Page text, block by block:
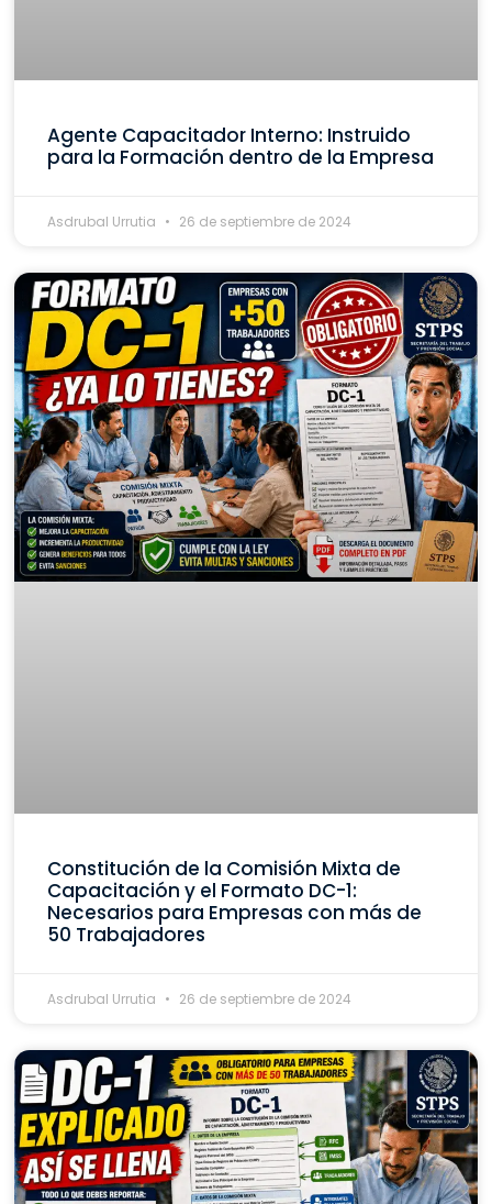
Agente Capacitador Interno: Instruido
para la Formación dentro de la Empresa
Asdrubal Urrutia 26 de septiembre de 2024
Constitución de la Comisión Mixta de
Capacitación y el Formato DC-1:
Necesarios para Empresas con más de
50 Trabajadores
Asdrubal Urrutia 26 de septiembre de 2024